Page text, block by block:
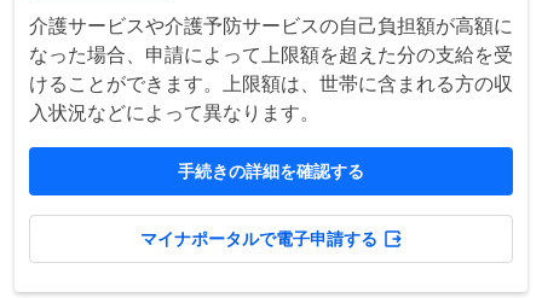
介護サービスや介護予防サービスの自己負担額が高額に
なった場合、申請によって上限額を超えた分の支給を受
けることができます。上限額は、世帯に含まれる方の収
入状況などによって異なります。
手続きの詳細を確認する
マイナポータルで電子申請する